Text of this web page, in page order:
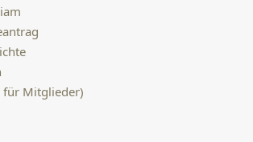
für Mitglieder)